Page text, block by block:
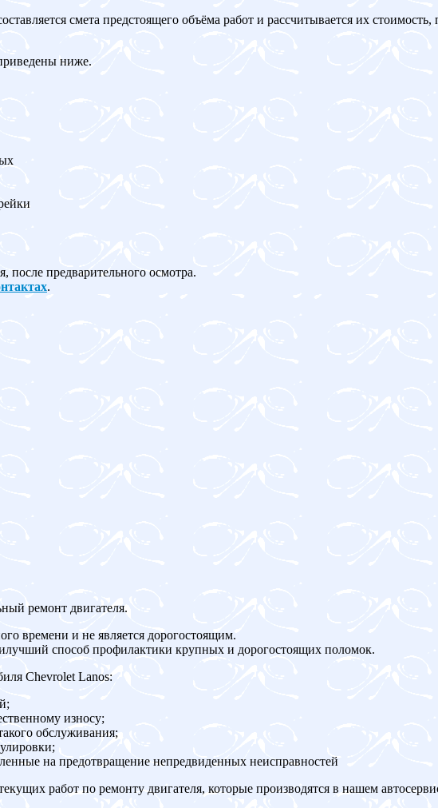
смета предстоящего объёма работ и рассчитывается их
ниже.
после предварительного осмотра.
.
ремонт двигателя.
времени и не является дорогостоящим.
способ профилактики крупных и дорогостоящих поломок.
Chevrolet Lanos:
износу;
обслуживания;
на предотвращение непредвиденных неисправностей
работ по ремонту двигателя, которые производятся в нашем